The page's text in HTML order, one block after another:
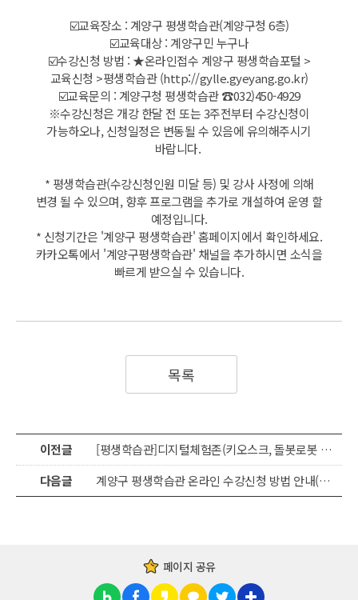
☑️교육장소 : 계양구 평생학습관(계양구청 6층)
☑️교육대상 : 계양구민 누구나
☑️수강신청 방법 : ★온라인접수 계양구 평생학습포털 >
교육신청 >평생학습관 (http://gylle.gyeyang.go.kr)
☑️교육문의 : 계양구청 평생학습관 ☎032)450-4929
※수강신청은 개강 한달 전 또는 3주전부터 수강신청이
가능하오나, 신청일정은 변동될 수 있음에 유의해주시기
바랍니다.
* 평생학습관(수강신청인원 미달 등) 및 강사 사정에 의해
변경 될 수 있으며, 향후 프로그램을 추가로 개설하여 운영 할
예정입니다.
* 신청기간은 '계양구 평생학습관' 홈페이지에서 확인하세요.
카카오톡에서 '계양구평생학습관' 채널을 추가하시면 소식을
빠르게 받으실 수 있습니다.
목록
이전글
[평생학습관]디지털체험존(키오스크, 돌봇로봇 체험) 운영
다음글
계양구 평생학습관 온라인 수강신청 방법 안내(홈페이지용, 모바일용)
페이지 공유